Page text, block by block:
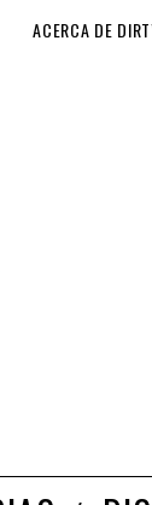
ACERCA DE